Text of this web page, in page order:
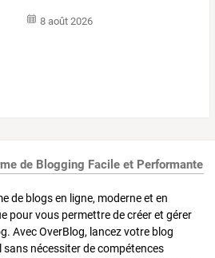
8 août 2026
de Blogging Facile et Performante
de blogs en ligne, moderne et en
pour vous permettre de créer et gérer
Avec OverBlog, lancez votre blog
nécessiter de compétences